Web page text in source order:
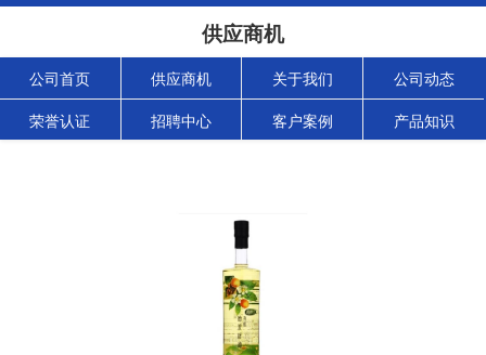
供应商机
公司首页 供应商机 关于我们 公司动态
荣誉认证 招聘中心 客户案例 产品知识